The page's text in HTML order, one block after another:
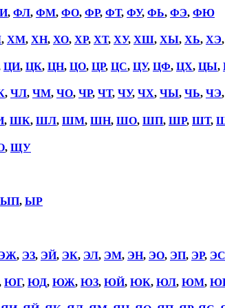
, ФЛ, ФМ, ФО, ФР, ФТ, ФУ, ФЬ, ФЭ, ФЮ
, ХМ, ХН, ХО, ХР, ХТ, ХУ, ХШ, ХЫ, ХЬ, ХЭ,
ЦИ, ЦК, ЦН, ЦО, ЦР, ЦС, ЦУ, ЦФ, ЦХ, ЦЫ,
, ЧЛ, ЧМ, ЧО, ЧР, ЧТ, ЧУ, ЧХ, ЧЫ, ЧЬ, ЧЭ,
, ШК, ШЛ, ШМ, ШН, ШО, ШП, ШР, ШТ,
, ЩУ
ЫП, ЫР
, ЭЗ, ЭЙ, ЭК, ЭЛ, ЭМ, ЭН, ЭО, ЭП, ЭР, ЭС
ЮГ, ЮД, ЮЖ, ЮЗ, ЮЙ, ЮК, ЮЛ, ЮМ,